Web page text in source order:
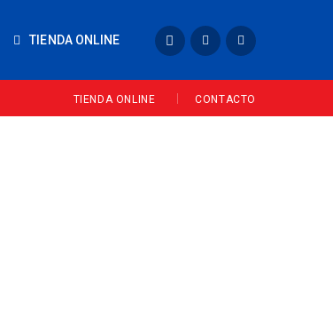
TIENDA ONLINE
TIENDA ONLINE CONTACTO